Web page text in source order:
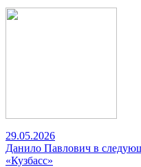
29.05.2026
Данило Павлович в
«Кузбасс»